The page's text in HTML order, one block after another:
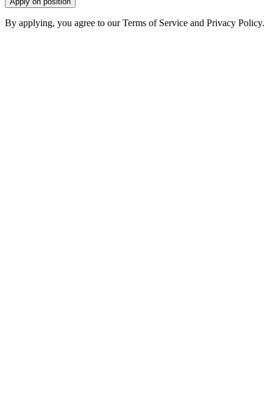
By applying, you agree to our Terms of Service and Privacy Policy.